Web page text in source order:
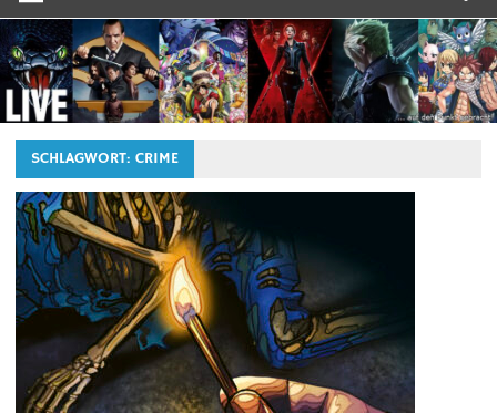
SCHLAGWORT:CRIME